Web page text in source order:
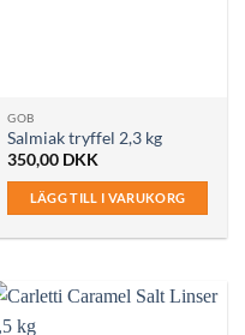
GOB
Salmiak tryffel 2,3 kg
350,00 DKK
LÄGG TILL I VARUKORG